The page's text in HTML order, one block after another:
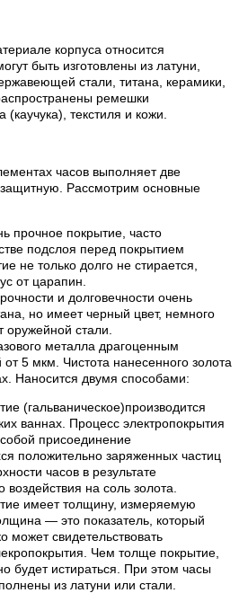
корпуса относится
быть изготовлены из латуни,
стали, титана, керамики,
ремешки
текстиля и кожи.
часов выполняет две
Рассмотрим основные
прочное покрытие, часто
подслоя перед покрытием
не только долго не стирается,
от царапин.
и долговечности очень
но имеет черный цвет, немного
стали.
металла драгоценным
5 мкм. Чистота нанесенного золота
Наносится двумя способами:
(гальваническое)производится
ваннах. Процесс электропокрытия
присоединение
положительно заряженных частиц
часов в результате
воздействия на соль золота.
имеет толщину, измеряемую
— это показатель, который
может свидетельствовать
Чем толще покрытие,
будет истираться. При этом часы
из латуни или стали.